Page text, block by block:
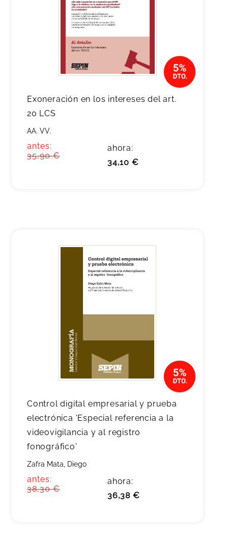
Exoneración en los intereses del art.
20 LCS
AA. VV.
antes:
35,90 €
ahora:
34,10 €
Control digital empresarial y prueba
electrónica 'Especial referencia a la
videovigilancia y al registro
fonográfico'
Zafra Mata, Diego
antes:
38,30 €
ahora:
36,38 €